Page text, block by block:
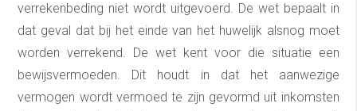
verrekenbeding niet wordt uitgevoerd. De wet bepaalt in
dat geval dat bij het einde van het huwelijk alsnog moet
worden verrekend. De wet kent voor die situatie een
bewijsvermoeden. Dit houdt in dat het aanwezige
vermogen wordt vermoed te zijn gevormd uit inkomsten